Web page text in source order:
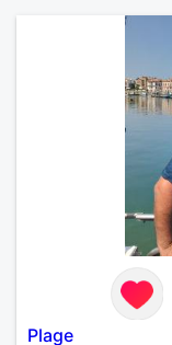
autant être trop
avec très peu
bienveillant,
respectueux,
laisse « glisser
m’éprenez pas
j’aime me trahit
chance et je
Néanmoins, je
qu’impatient.
bien
homme facile à
d’apprendre à
ravi….A très
Plage